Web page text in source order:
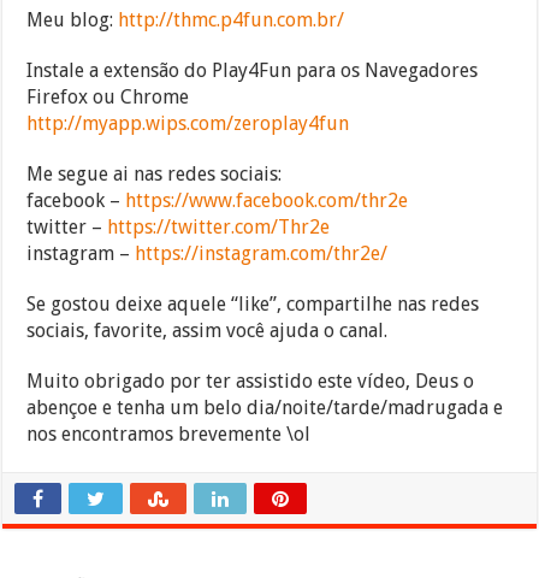
Meu blog: http://thmc.p4fun.com.br/
Instale a extensão do Play4Fun para os Navegadores
Firefox ou Chrome
http://myapp.wips.com/zeroplay4fun
Me segue ai nas redes sociais:
facebook – https://www.facebook.com/thr2e
twitter – https://twitter.com/Thr2e
instagram – https://instagram.com/thr2e/
Se gostou deixe aquele “like”, compartilhe nas redes
sociais, favorite, assim você ajuda o canal.
Muito obrigado por ter assistido este vídeo, Deus o
abençoe e tenha um belo dia/noite/tarde/madrugada e
nos encontramos brevemente \ol